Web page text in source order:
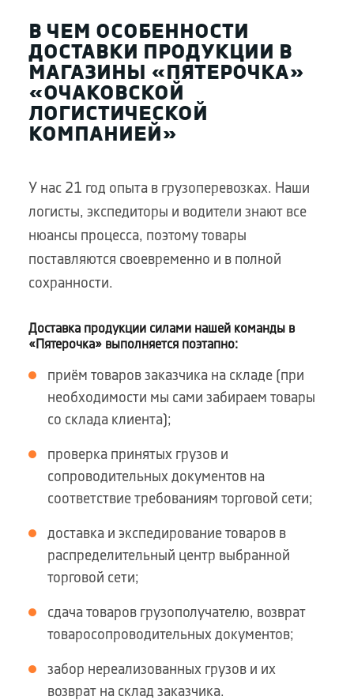
В ЧЕМ ОСОБЕННОСТИ
ДОСТАВКИ ПРОДУКЦИИ В
МАГАЗИНЫ «ПЯТЕРОЧКА»
«ОЧАКОВСКОЙ
ЛОГИСТИЧЕСКОЙ
КОМПАНИЕЙ»
У нас 21 год опыта в грузоперевозках. Наши
логисты, экспедиторы и водители знают все
нюансы процесса, поэтому товары
поставляются своевременно и в полной
сохранности.
Доставка продукции силами нашей команды в
«Пятерочка» выполняется поэтапно:
приём товаров заказчика на складе (при
необходимости мы сами забираем товары
со склада клиента);
проверка принятых грузов и
сопроводительных документов на
соответствие требованиям торговой сети;
доставка и экспедирование товаров в
распределительный центр выбранной
торговой сети;
сдача товаров грузополучателю, возврат
товаросопроводительных документов;
забор нереализованных грузов и их
возврат на склад заказчика.